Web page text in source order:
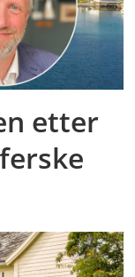
etter